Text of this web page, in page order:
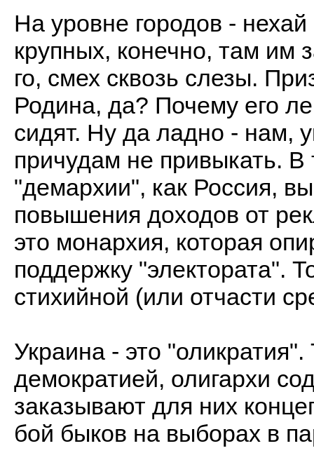
На уровне городов -
крупных, конечно, там им
го, смех сквозь слезы.
Родина, да? Почему его
сидят. Ну да ладно - нам,
причудам не привыкать. В
"демархии", как Россия,
повышения доходов от
это монархия, которая
поддержку "электората".
стихийной (или отчасти
Украина - это
демократией, олигархи
заказывают для них
бой быков на выборах в